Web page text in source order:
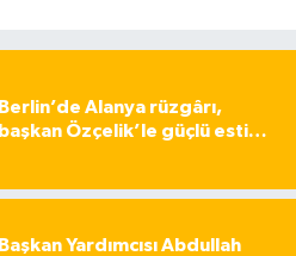
Berlin’de Alanya rüzgârı,
başkan Özçelik’le güçlü esti…
Başkan Yardımcısı Abdullah